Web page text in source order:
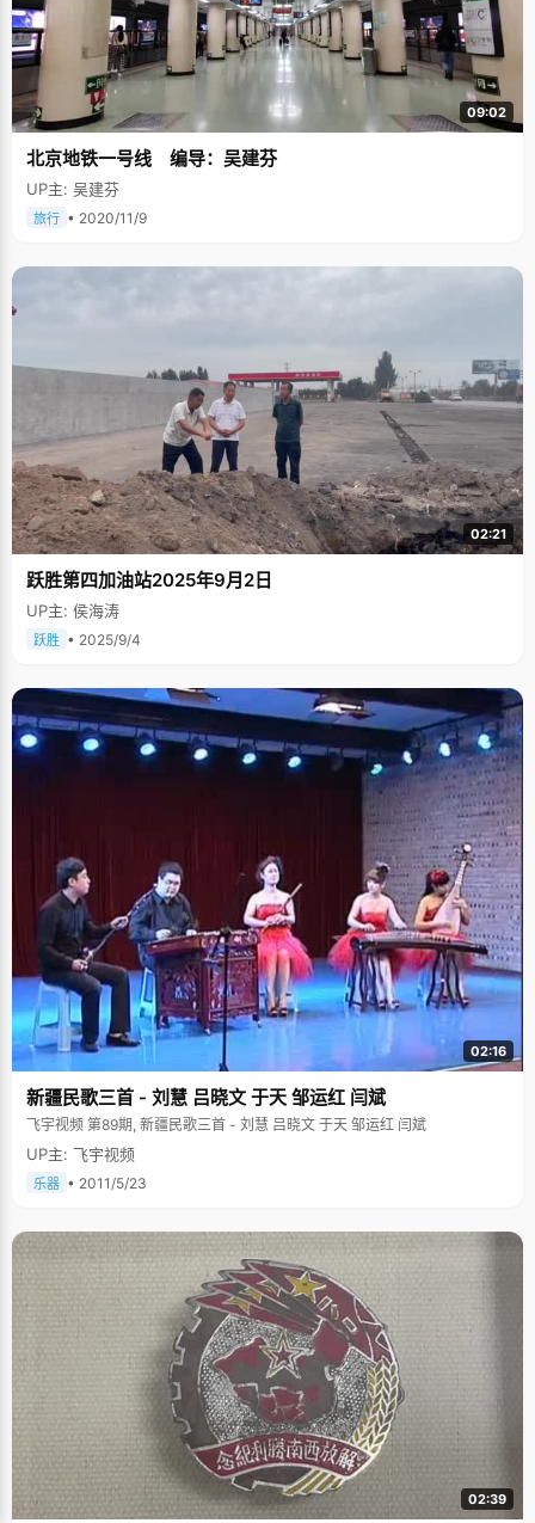
09:02
北京地铁一号线 编导：吴建芬
UP主: 吴建芬
旅行 • 2020/11/9
02:21
跃胜第四加油站2025年9月2日
UP主: 侯海涛
跃胜 • 2025/9/4
02:16
新疆民歌三首 - 刘慧 吕晓文 于天 邹运红 闫斌
飞宇视频 第89期, 新疆民歌三首 - 刘慧 吕晓文 于天 邹运红 闫斌
UP主: 飞宇视频
乐器 • 2011/5/23
02:39